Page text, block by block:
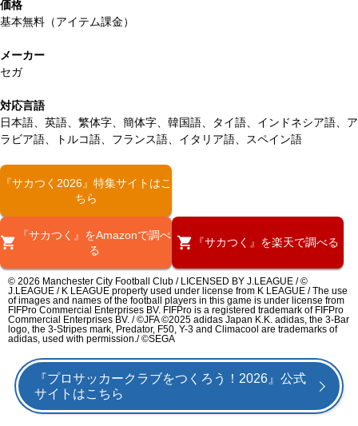
価格
基本無料（アイテム課金）
メーカー
セガ
対応言語
日本語、英語、繁体字、簡体字、韓国語、タイ語、インドネシア語、ア
ラビア語、トルコ語、フランス語、イタリア語、スペイン語
『サカつく2026』特集サイトはこ
ちら
『サカつく』をAmazonで調べ
る
『サカつく』を楽天で調べる
© 2026 Manchester City Football Club / LICENSED BY J.LEAGUE / ©
J.LEAGUE / K LEAGUE property used under license from K LEAGUE / The use
of images and names of the football players in this game is under license from
FIFPro Commercial Enterprises BV. FIFPro is a registered trademark of FIFPro
Commercial Enterprises BV. / ©JFA ©2025 adidas Japan K.K. adidas, the 3-Bar
logo, the 3-Stripes mark, Predator, F50, Y-3 and Climacool are trademarks of
adidas, used with permission./ ©SEGA
『プロサッカークラブをつくろう！2026』公式
サイトはこちら